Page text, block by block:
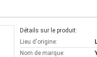
Détails sur le produit:
Lieu d'origine:
Nom de marque: